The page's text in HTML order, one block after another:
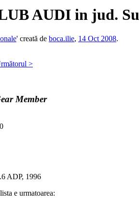
AUDI in jud.
' creată de boca.ilie, 14 Oct 2008.
>
Member
ADP, 1996
e urmatoarea: